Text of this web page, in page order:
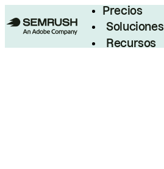
Precios
Soluciones
Recursos